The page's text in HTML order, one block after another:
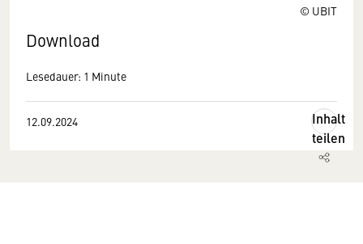
© UBIT
Download
Lesedauer: 1 Minute
12.09.2024
Inhalt
teilen